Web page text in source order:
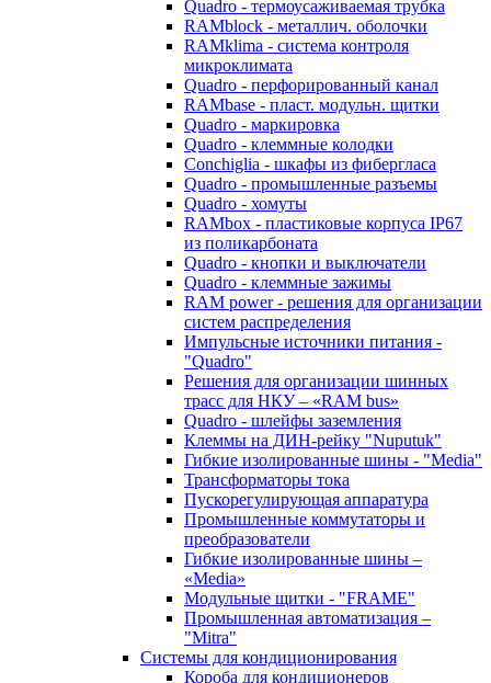
Quadro - термоусаживаемая трубка
RAMblock - металлич. оболочки
RAMklima - система контроля
микроклимата
Quadro - перфорированный канал
RAMbase - пласт. модульн. щитки
Quadro - маркировка
Quadro - клеммные колодки
Conchiglia - шкафы из фибергласа
Quadro - промышленные разъемы
Quadro - хомуты
RAMbox - пластиковые корпуса IP67
из поликарбоната
Quadro - кнопки и выключатели
Quadro - клеммные зажимы
RAM power - решения для организации
систем распределения
Импульсные источники питания -
"Quadro"
Решения для организации шинных
трасс для НКУ – «RAM bus»
Quadro - шлейфы заземления
Клеммы на ДИН-рейку "Nuputuk"
Гибкие изолированные шины - "Media"
Трансформаторы тока
Пускорегулирующая аппаратура
Промышленные коммутаторы и
преобразователи
Гибкие изолированные шины –
«Media»
Модульные щитки - "FRAME"
Промышленная автоматизация –
"Mitra"
Системы для кондиционирования
Короба для кондиционеров